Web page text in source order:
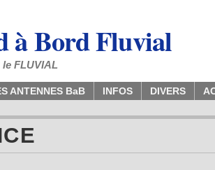
à Bord Fluvial
le FLUVIAL
ANTENNES BaB INFOS DIVERS